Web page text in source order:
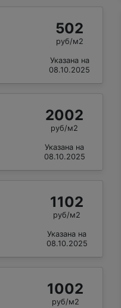
502
руб/м2
Указана на
08.10.2025
2002
руб/м2
Указана на
08.10.2025
1102
руб/м2
Указана на
08.10.2025
1002
руб/м2